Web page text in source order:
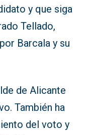
y que siga
Tellado,
Barcala y su
de Alicante
También ha
del voto y